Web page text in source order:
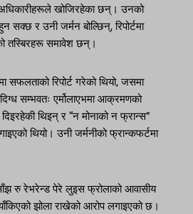
अधिकारीहरूले खोजिरहेका छन्। उनको
सक्छ र उनी जर्मन बोल्छिन्, रिपोर्टमा
तस्बिरहरू समावेश छन्।
सफलताको रिपोर्ट गरेको थियो, जसमा
सम्भवतः एर्मोलाएभमा आक्रमणको
थिइन् र “न मोनाको न फ्रान्स”
थियो। उनी जर्मनीको फ्रान्कफर्टमा
रु रेभरेन्ड पेरे लुइस फ्रोलाको आवासीय
झोला राखेको आरोप लगाइएको छ।